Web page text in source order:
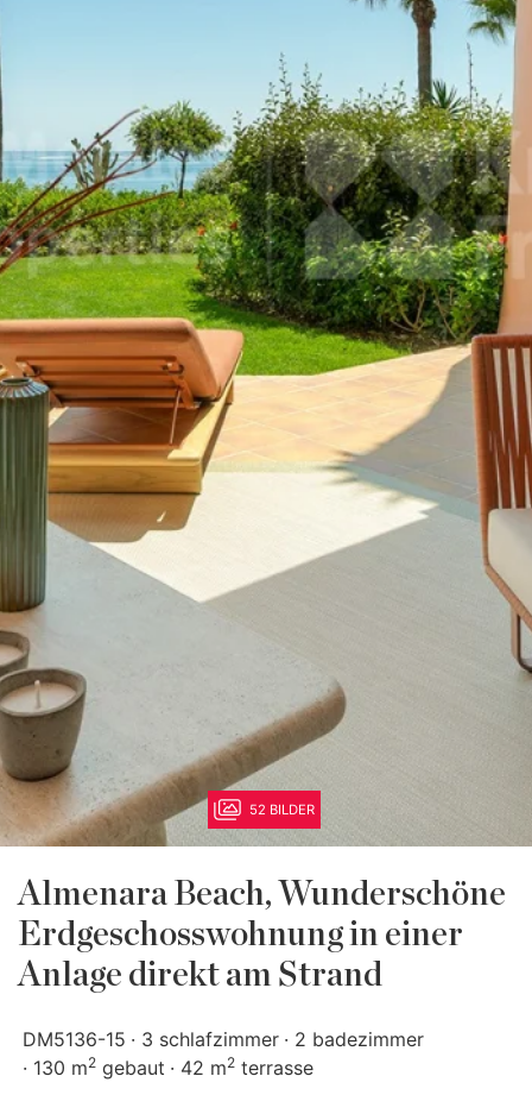
52 BILDER
Almenara Beach, Wunderschöne
Erdgeschosswohnung in einer
Anlage direkt am Strand
DM5136-15 3 schlafzimmer
2 badezimmer
130 m2 gebaut 42 m2 terrasse